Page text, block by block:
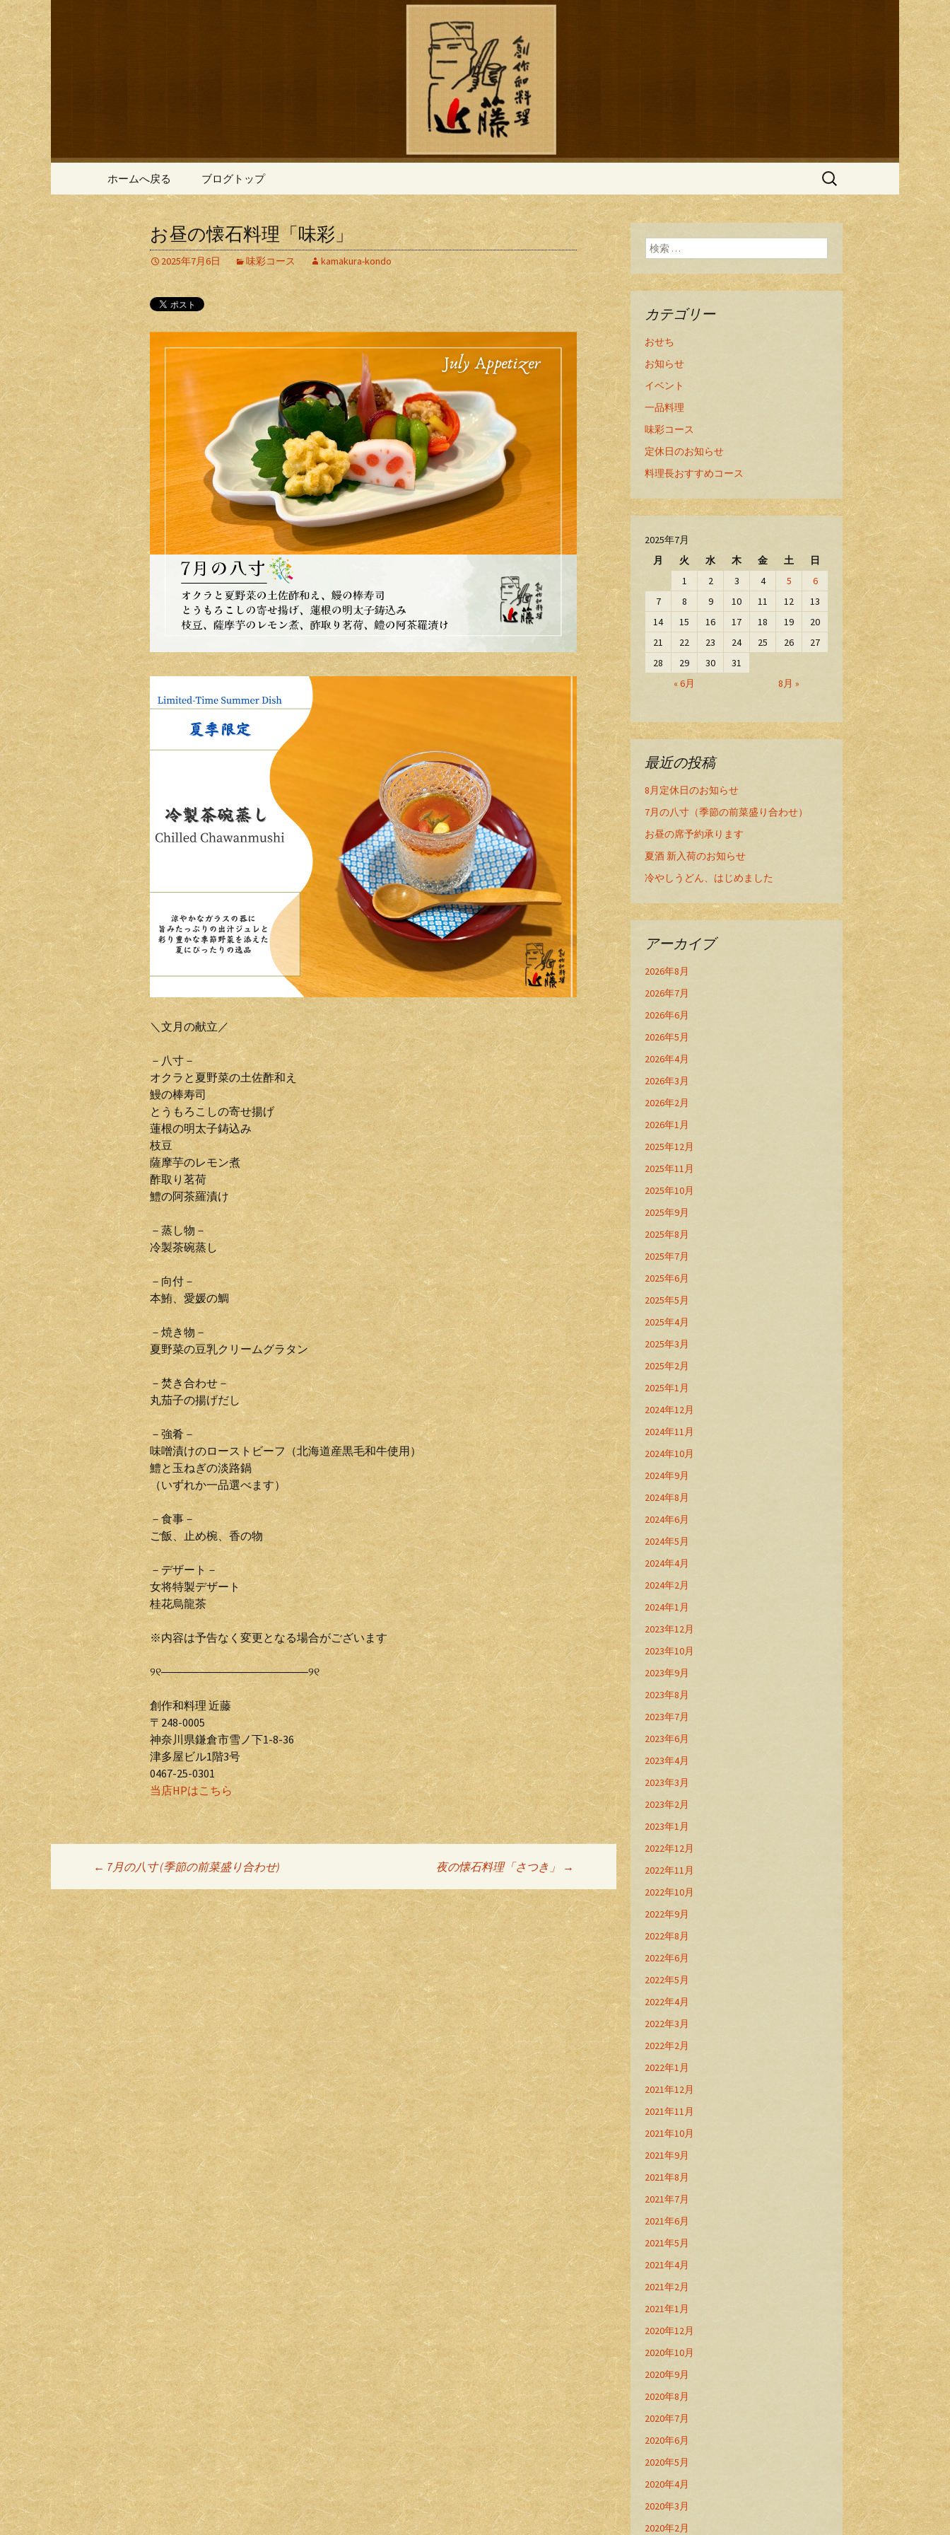
鎌倉の創作和食「近藤」のブログ
コンテンツへ移動
ホームへ戻る ブログトップ
検
お昼の懐石料理「味彩」
2025年7月6日 味彩コース kamakura-kondo
＼文月の献立／
－八寸－
オクラと夏野菜の土佐酢和え
鰻の棒寿司
とうもろこしの寄せ揚げ
蓮根の明太子鋳込み
枝豆
薩摩芋のレモン煮
酢取り茗荷
鱧の阿茶羅漬け
－蒸し物－
冷製茶碗蒸し
－向付－
本鮪、愛媛の鯛
－焼き物－
夏野菜の豆乳クリームグラタン
－焚き合わせ－
丸茄子の揚げだし
－強肴－
味噌漬けのローストビーフ（北海道産黒毛和牛使用）
鱧と玉ねぎの淡路鍋
（いずれか一品選べます）
－食事－
ご飯、止め椀、香の物
－デザート－
女将特製デザート
桂花烏龍茶
※内容は予告なく変更となる場合がございます
୨୧―――――――――――――୨୧
創作和料理 近藤
〒248-0005
神奈川県鎌倉市雪ノ下1-8-36
津多屋ビル1階3号
0467-25-0301
当店HPはこちら
投稿ナビゲーション
← 7月の八寸 (季節の前菜盛り合わせ) 夜の懐石料理「さつき」 →
検索:
カテゴリー
おせち
お知らせ
イベント
一品料理
味彩コース
定休日のお知らせ
料理長おすすめコース
2025年7月
月
火 水 木 金 土 日
« 6月 8月 »
1 2 3 4 5
6
7
8 9 10 11 12
13
14
15 16 17 18 19
20
21
22 23 24 25 26
27
28
29 30 31
最近の投稿
8月定休日のお知らせ
7月の八寸（季節の前菜盛り合わせ）
お昼の席予約承ります
夏酒 新入荷のお知らせ
冷やしうどん、はじめました
アーカイブ
2026年8月
2026年7月
2026年6月
2026年5月
2026年4月
2026年3月
2026年2月
2026年1月
2025年12月
2025年11月
2025年10月
2025年9月
2025年8月
2025年7月
2025年6月
2025年5月
2025年4月
2025年3月
2025年2月
2025年1月
2024年12月
2024年11月
2024年10月
2024年9月
2024年8月
2024年6月
2024年5月
2024年4月
2024年2月
2024年1月
2023年12月
2023年10月
2023年9月
2023年8月
2023年7月
2023年6月
2023年4月
2023年3月
2023年2月
2023年1月
2022年12月
2022年11月
2022年10月
2022年9月
2022年8月
2022年6月
2022年5月
2022年4月
2022年3月
2022年2月
2022年1月
2021年12月
2021年11月
2021年10月
2021年9月
2021年8月
2021年7月
2021年6月
2021年5月
2021年4月
2021年2月
2021年1月
2020年12月
2020年10月
2020年9月
2020年8月
2020年7月
2020年6月
2020年5月
2020年4月
2020年3月
2020年2月